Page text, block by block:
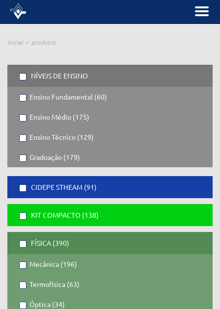
Inicial produtos
NÍVEIS DE ENSINO
Ensino Fundamental (60)
Ensino Médio (175)
Ensino Técnico (129)
Graduação (179)
CIDEPE STHEAM (91)
KIT COMPACTO (138)
FÍSICA (390)
Mecânica (196)
Termofísica (63)
Óptica (34)